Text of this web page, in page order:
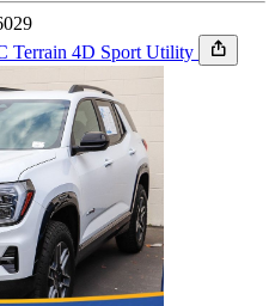
Terrain 4D Sport Utility